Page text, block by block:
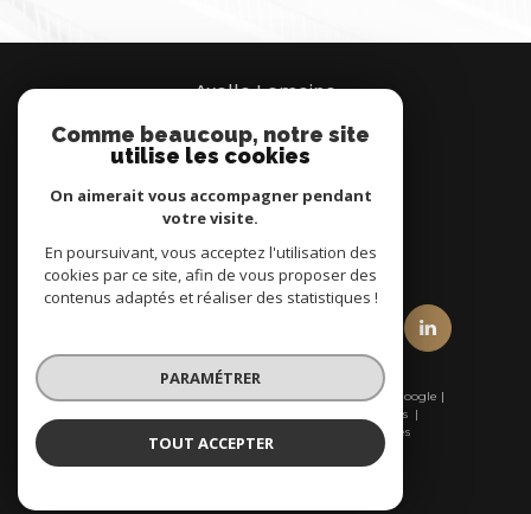
Axelle Lemoine
07 66 95 37 00
nous suivre sur
© 2026 | Tous droits réservés | Traduction powered by Google |
Mentions légales
Cookies
Comme beaucoup, notre site
utilise les cookies
On aimerait vous accompagner pendant
votre visite.
En poursuivant, vous acceptez l'utilisation des
cookies par ce site, afin de vous proposer des
contenus adaptés et réaliser des statistiques !
PARAMÉTRER
TOUT ACCEPTER